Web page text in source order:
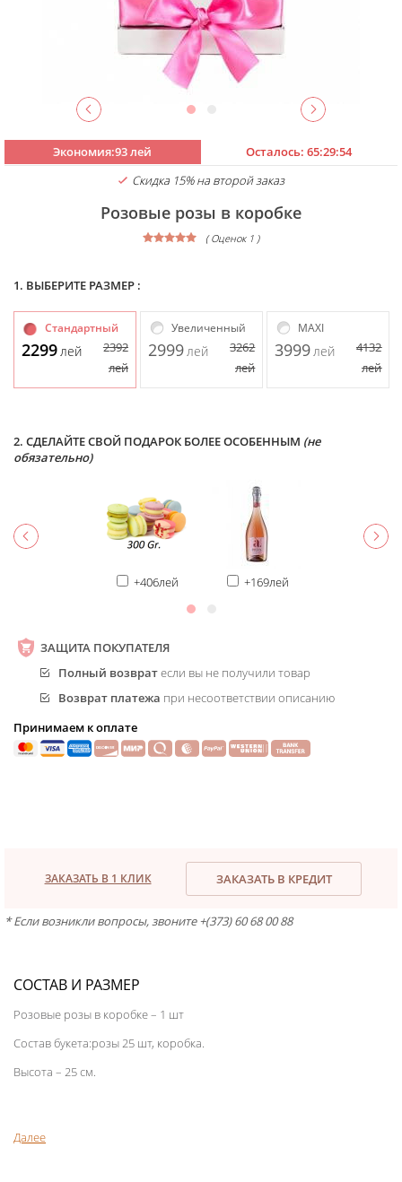
Экономия:93 лей Осталось:65:29:54
Скидка 15% на второй заказ
Розовые розы в коробке
( Оценок 1 )
1. ВЫБЕРИТЕ РАЗМЕР :
Стандартный
2299 лей
2392
лей
Увеличенный
2999 лей
3262
лей
MAXI
3999 лей
4132
лей
2. СДЕЛАЙТЕ СВОЙ ПОДАРОК БОЛЕЕ ОСОБЕННЫМ (не
обязательно)
+406лей +169лей
ЗАЩИТА ПОКУПАТЕЛЯ
Полный возвратесли вы не получили товар
Возврат платежа при несоответствии описанию
Принимаем к оплате
ЗАКАЗАТЬ В 1 КЛИК ЗАКАЗАТЬ В КРЕДИТ
* Если возникли вопросы, звоните +(373) 60 68 00 88
СОСТАВ И РАЗМЕР
Розовые розы в коробке – 1 шт
Состав букета:розы 25 шт, коробка.
Высота – 25 см.
Далее